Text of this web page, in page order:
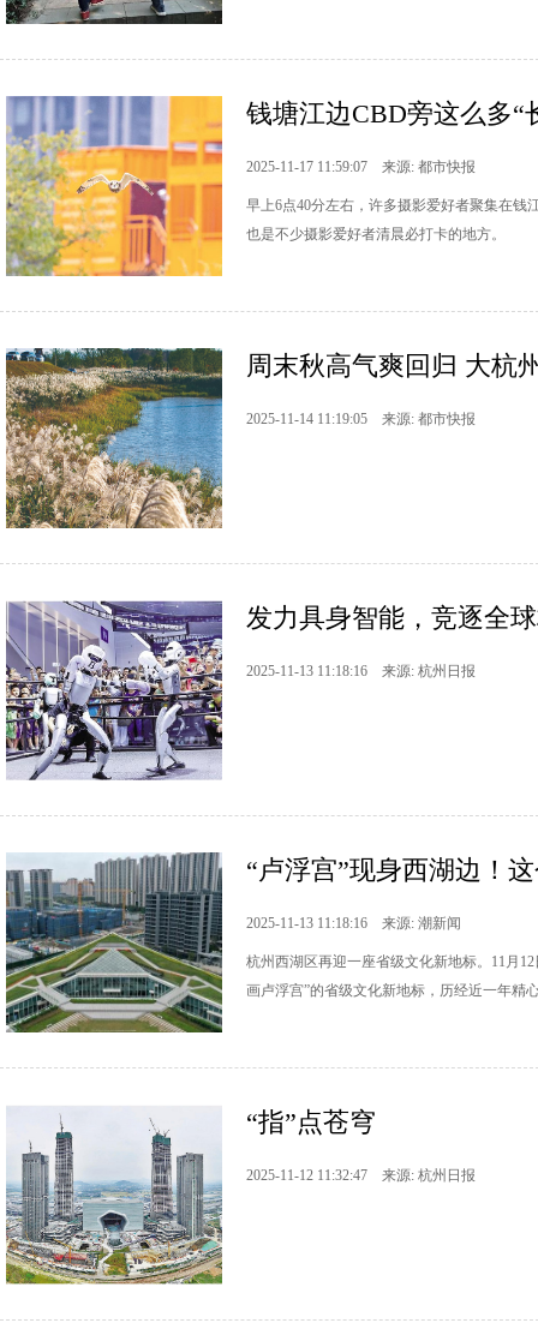
钱塘江边CBD旁这么多“
2025-11-17 11:59:07 来源: 都市快报
早上6点40分左右，许多摄影爱好者聚集在钱
也是不少摄影爱好者清晨必打卡的地方。
周末秋高气爽回归 大杭
2025-11-14 11:19:05 来源: 都市快报
发力具身智能，竞逐全
2025-11-13 11:18:16 来源: 杭州日报
“卢浮宫”现身西湖边！
2025-11-13 11:18:16 来源: 潮新闻
杭州西湖区再迎一座省级文化新地标。11月
画卢浮宫”的省级文化新地标，历经近一年精
“指”点苍穹
2025-11-12 11:32:47 来源: 杭州日报